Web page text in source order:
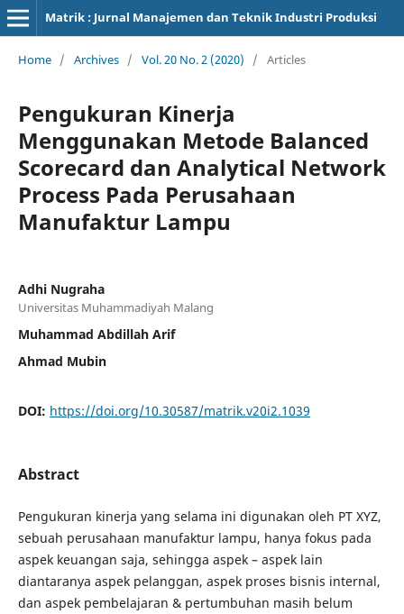
Matrik : Jurnal Manajemen dan Teknik Industri Produksi
Home / Archives / Vol. 20 No. 2 (2020) / Articles
Pengukuran Kinerja
Menggunakan Metode Balanced
Scorecard dan Analytical Network
Process Pada Perusahaan
Manufaktur Lampu
Adhi Nugraha
Universitas Muhammadiyah Malang
Muhammad Abdillah Arif
Ahmad Mubin
DOI: https://doi.org/10.30587/matrik.v20i2.1039
Abstract
Pengukuran kinerja yang selama ini digunakan oleh PT XYZ,
sebuah perusahaan manufaktur lampu, hanya fokus pada
aspek keuangan saja, sehingga aspek – aspek lain
diantaranya aspek pelanggan, aspek proses bisnis internal,
dan aspek pembelajaran & pertumbuhan masih belum